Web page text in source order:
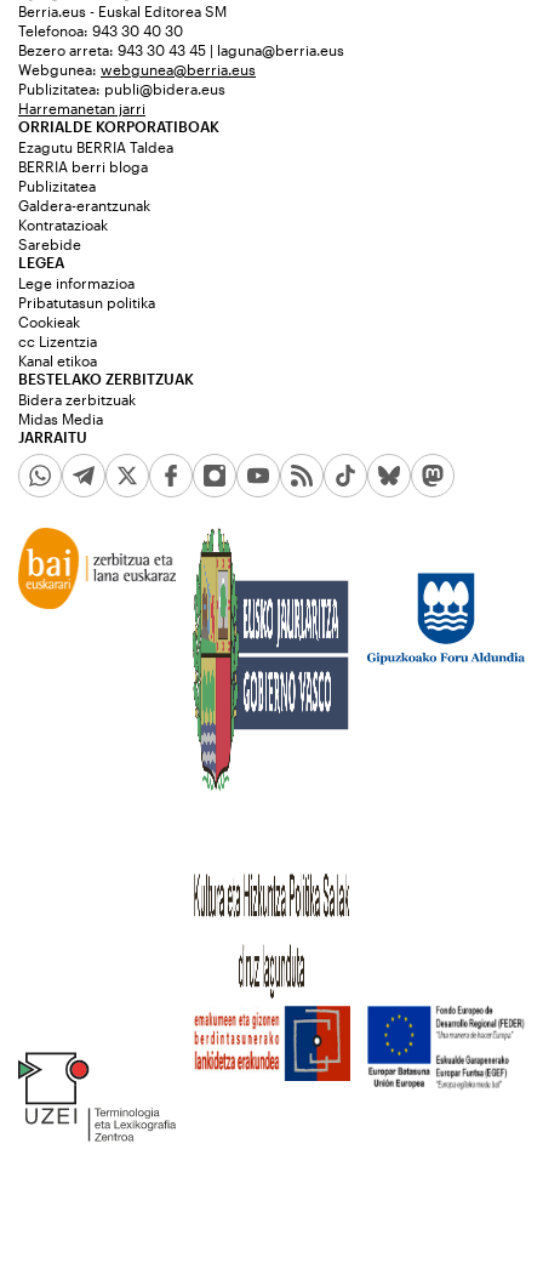
Berria.eus - Euskal Editorea SM
Telefonoa: 943 30 40 30
Bezero arreta: 943 30 43 45 | laguna@berria.eus
Webgunea: webgunea@berria.eus
Publizitatea: publi@bidera.eus
Harremanetan jarri
ORRIALDE KORPORATIBOAK
Ezagutu BERRIA Taldea
BERRIA berri bloga
Publizitatea
Galdera-erantzunak
Kontratazioak
Sarebide
JARRAITU
LEGEA
Lege informazioa
Pribatutasun politika
Cookieak
cc Lizentzia
Kanal etikoa
BESTELAKO ZERBITZUAK
Bidera zerbitzuak
Midas Media